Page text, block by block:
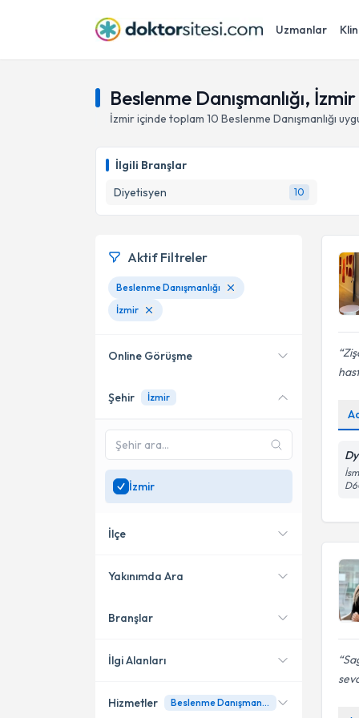
Uzmanlar
Beslenme Danışmanlığı, İzmir
İzmiriçinde toplam 10 Beslenme Danışmanlığı
İlgili Branşlar
Diyetisyen
10
Aktif Filtreler
Beslenme Danışmanlığı
İzmir
Online Görüşme
Online danışmanlık sunan
Sadeceİzmir
uzman ara
Şehir İzmir
İzmir
İlçe
Karşıyaka
Konak
Yakınımda Ara
Konumuma yakın uzmanları
Branşlar
Diyetisyen
İlgi Alanları
Hizmetler Beslenme Danışmanlığı